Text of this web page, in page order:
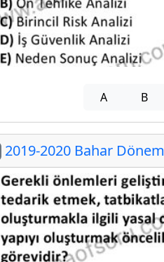
A B
2019-2020 Bahar Dönemi